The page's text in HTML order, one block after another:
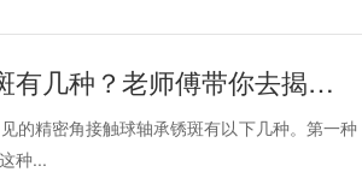
高速精密角接触球轴承常见锈斑有几种？老师傅带你去揭秘！
的精密角接触球轴承锈斑有以下几种。第一种
种...